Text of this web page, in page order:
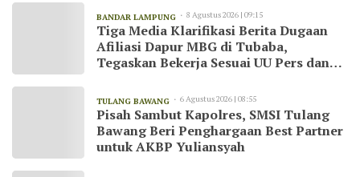
BANDAR LAMPUNG 8 Agustus 2026 | 09:15
Tiga Media Klarifikasi Berita Dugaan
Afiliasi Dapur MBG di Tubaba,
Tegaskan Bekerja Sesuai UU Pers dan
TULANG BAWANG 6 Agustus 2026 | 08:55
Pisah Sambut Kapolres, SMSI Tulang
Bawang Beri Penghargaan Best Partner
untuk AKBP Yuliansyah